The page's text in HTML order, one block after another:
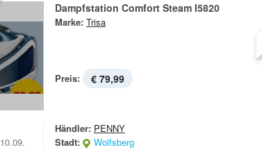
Dampfstation Comfort Steam I5820
Marke: Trisa
Preis: € 79,99
Händler: PENNY
Stadt:
Wolfsberg